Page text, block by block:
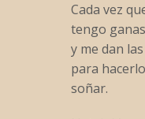
Cada vez
tengo
y me dan
para
soñar.